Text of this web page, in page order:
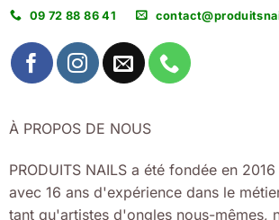
09 72 88 86 41
À PROPOS DE NOUS
PRODUITS NAILS a été fondée en
avec 16 ans d'expérience dans le
tant qu'artistes d'ongles nous-mêmes,